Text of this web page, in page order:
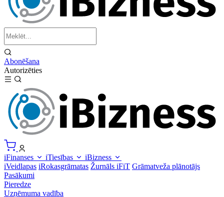
Abonēšana
Autorizēties
iFinanses iTiesības
iBizness
iVeidlapas iRokasgrāmatas Žurnāls iFiT Grāmatveža plānotājs
Pasākumi
Pieredze
Uzņēmuma vadība